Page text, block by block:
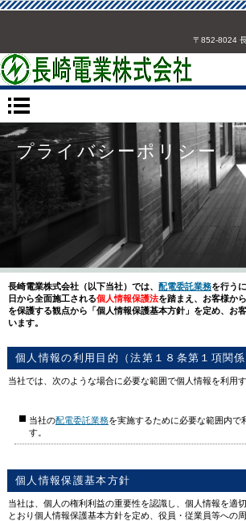
〒852-8024
プライバシーポリシー
長崎電業株式会社（以下当社）では、配電委託業務を行う
日から全面施工される個人情報保護法を踏まえ、お客様か
を保護する観点から「個人情報保護基本方針」を定め、お
います。
個人情報の利用目的（法第１８条第１項関係
当社では、次のような場合に必要な範囲で個人情報を利用
当社の配電委託業務を実施するために必要な範囲内で
す。
個人情報保護基本方針
当社は、個人の権利利益の重要性を認識し、個人情報を適
とおり個人情報保護基本方針を定め、役員・従業員等への